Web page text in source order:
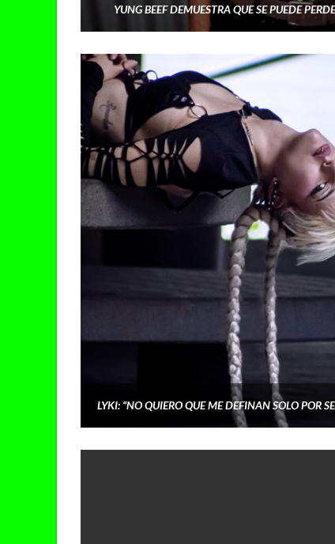
YUNG BEEF DEMUESTRA QUE SE PUEDE